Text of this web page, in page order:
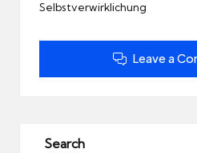
Selbstverwirklichung
Leave a
Search